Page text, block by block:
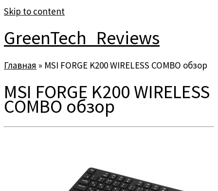
Skip to content
GreenTech_Reviews
Главная » MSI FORGE K200 WIRELESS COMBO обзор
MSI FORGE K200 WIRELESS
COMBO обзор